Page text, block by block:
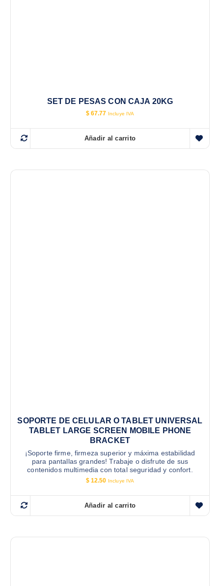
SET DE PESAS CON CAJA 20KG
$67.77 Incluye IVA
Añadir al carrito
SOPORTE DE CELULAR O TABLET UNIVERSAL
TABLET LARGE SCREEN MOBILE PHONE
BRACKET
¡Soporte firme, firmeza superior y máxima estabilidad
para pantallas grandes! Trabaje o disfrute de sus
contenidos multimedia con total seguridad y confort.
$12.50 Incluye IVA
Añadir al carrito